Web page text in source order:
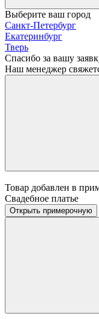
Выберите ваш город
Санкт-Петербург
Екатеринбург
Тверь
Спасибо за вашу
Наш менеджер
Товар добавлен в
Свадебное платье
Открыть примерочную